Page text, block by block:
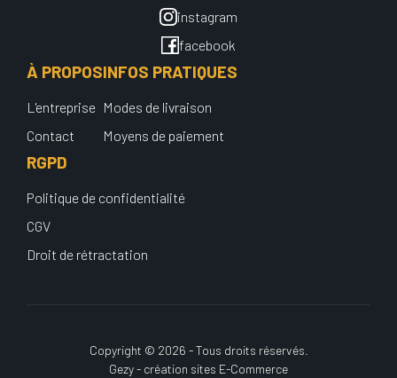
instagram
facebook
À PROPOS
L'entreprise
Contact
INFOS PRATIQUES
Modes de livraison
Moyens de paiement
RGPD
Politique de confidentialité
CGV
Droit de rétractation
Copyright © 2026 - Tous droits réservés.
Gezy - création sites E-Commerce